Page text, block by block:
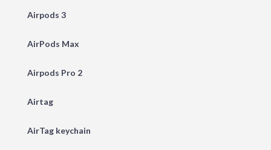
Airpods 3
AirPods Max
Airpods Pro 2
Airtag
AirTag keychain